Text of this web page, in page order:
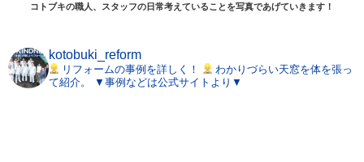
コトブキの職人、スタッフの日常考えていることを写真であげていきます！
kotobuki_reform
リフォームの事例を詳しく！
わかりづらい天窓を体を張っ
て紹介。
▼事例などは公式サイトより▼